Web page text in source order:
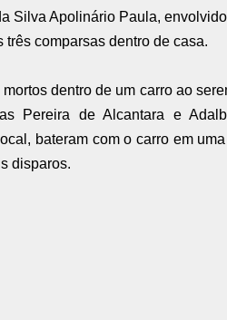
Silva Apolinário Paula,
comparsas dentro de casa.
dentro de um carro ao
Pereira de Alcantara e
bateram com o carro em
disparos.